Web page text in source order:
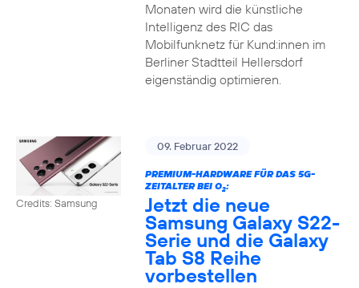
Monaten wird die künstliche
Intelligenz des RIC das
Mobilfunknetz für Kund:innen im
Berliner Stadtteil Hellersdorf
eigenständig optimieren.
Credits: Samsung
09. Februar 2022
PREMIUM-HARDWARE FÜR DAS 5G-
ZEITALTER BEI O2:
Jetzt die neue
Samsung Galaxy S22-
Serie und die Galaxy
Tab S8 Reihe
vorbestellen